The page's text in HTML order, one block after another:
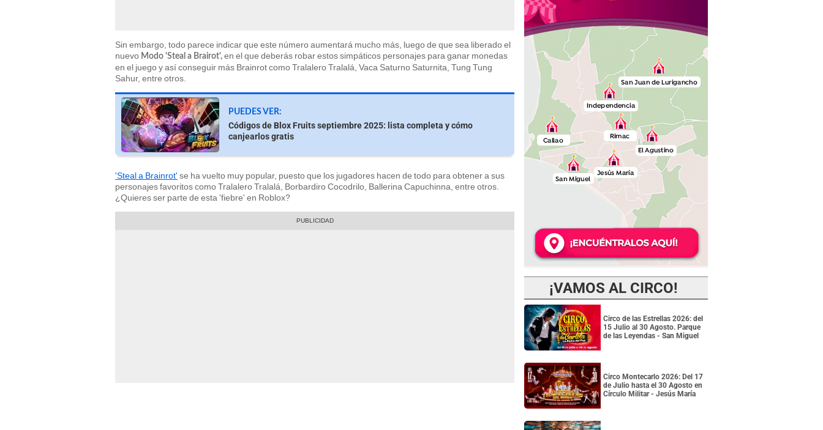
Sin embargo, todo parece indicar que este número aumentará mucho más, luego de que sea liberado el
nuevo Modo 'Steal a Brairot', en el que deberás robar estos simpáticos personajes para ganar monedas
en el juego y así conseguir más Brainrot como Tralalero Tralalá, Vaca Saturno Saturnita, Tung Tung
Sahur, entre otros.
PUEDES VER:
Códigos de Blox Fruits septiembre 2025: lista completa y cómo
canjearlos gratis
'Steal a Brainrot' se ha vuelto muy popular, puesto que los jugadores hacen de todo para obtener a sus
personajes favoritos como Tralalero Tralalá, Borbardiro Cocodrilo, Ballerina Capuchinna, entre otros.
¿Quieres ser parte de esta 'fiebre' en Roblox?
¡VAMOS AL CIRCO!
Circo de las Estrellas 2026: del
15 Julio al 30 Agosto. Parque
de las Leyendas - San Miguel
Circo Montecarlo 2026: Del 17
de Julio hasta el 30 Agosto en
Círculo Militar - Jesús María